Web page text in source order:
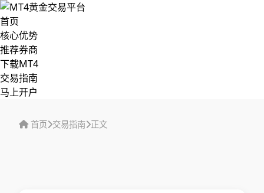
首页
核心优势
推荐券商
下载MT4
交易指南
马上开户
首页 交易指南 正文